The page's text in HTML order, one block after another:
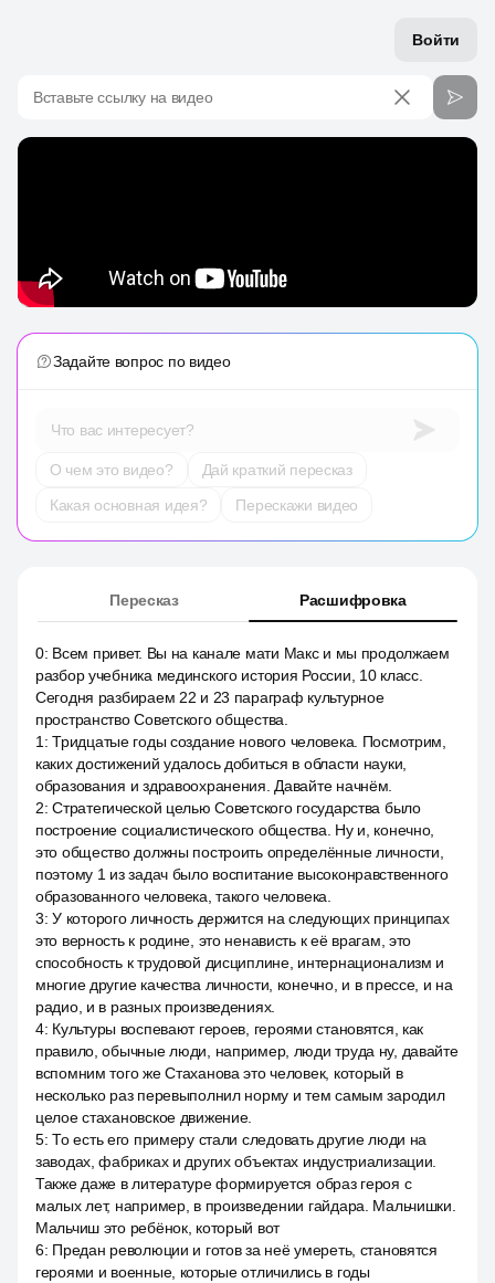
Войти
Вставьте ссылку на видео
Задайте вопрос по видео
Что вас интересует?
О чем это видео?
Дай краткий пересказ
Какая основная идея?
Перескажи видео
Пересказ Расшифровка
0: Всем привет. Вы на канале мати Макс и мы продолжаем
разбор учебника мединского история России, 10 класс.
Сегодня разбираем 22 и 23 параграф культурное
пространство Советского общества.
1 :Тридцатые годы создание нового человека. Посмотрим,
каких достижений удалось добиться в области науки,
образования и здравоохранения. Давайте начнём.
2:Стратегической целью Советского государства было
построение социалистического общества. Ну и, конечно,
это общество должны построить определённые личности,
поэтому 1 из задач было воспитание высоконравственного
образованного человека, такого человека.
3:У которого личность держится на следующих принципах
это верность к родине, это ненависть к её врагам, это
способность к трудовой дисциплине, интернационализм и
многие другие качества личности, конечно, и в прессе, и на
радио, и в разных произведениях.
4: Культуры воспевают героев, героями становятся, как
правило, обычные люди, например, люди труда ну, давайте
вспомним того же Стаханова это человек, который в
несколько раз перевыполнил норму и тем самым зародил
целое стахановское движение.
5:То есть его примеру стали следовать другие люди на
заводах, фабриках и других объектах индустриализации.
Также даже в литературе формируется образ героя с
малых лет, например, в произведении гайдара. Мальчишки.
Мальчиш это ребёнок, который вот
6: Предан революции и готов за неё умереть, становятся
героями и военные, которые отличились в годы